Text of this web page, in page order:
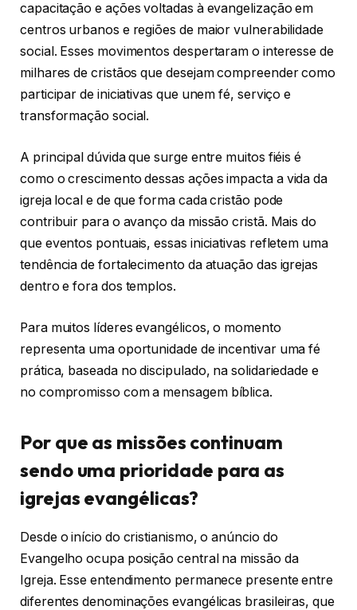
capacitação e ações voltadas à evangelização em
centros urbanos e regiões de maior vulnerabilidade
social. Esses movimentos despertaram o interesse de
milhares de cristãos que desejam compreender como
participar de iniciativas que unem fé, serviço e
transformação social.
A principal dúvida que surge entre muitos fiéis é
como o crescimento dessas ações impacta a vida da
igreja local e de que forma cada cristão pode
contribuir para o avanço da missão cristã. Mais do
que eventos pontuais, essas iniciativas refletem uma
tendência de fortalecimento da atuação das igrejas
dentro e fora dos templos.
Para muitos líderes evangélicos, o momento
representa uma oportunidade de incentivar uma fé
prática, baseada no discipulado, na solidariedade e
no compromisso com a mensagem bíblica.
Por que as missões continuam
sendo uma prioridade para as
igrejas evangélicas?
Desde o início do cristianismo, o anúncio do
Evangelho ocupa posição central na missão da
Igreja. Esse entendimento permanece presente entre
diferentes denominações evangélicas brasileiras, que